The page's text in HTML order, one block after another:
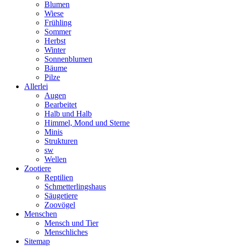
Blumen
Wiese
Frühling
Sommer
Herbst
Winter
Sonnenblumen
Bäume
Pilze
Allerlei
Augen
Bearbeitet
Halb und Halb
Himmel, Mond und Sterne
Minis
Strukturen
sw
Wellen
Zootiere
Reptilien
Schmetterlingshaus
Säugetiere
Zoovögel
Menschen
Mensch und Tier
Menschliches
Sitemap